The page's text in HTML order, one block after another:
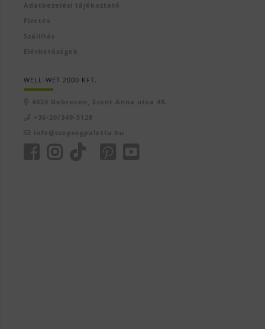
Adatkezelési tájékoztató
Fizetés
Szállítás
Elérhetőségek
WELL-WET 2000 KFT.
4024 Debrecen, Szent Anna utca 48.
+36-20/349-5128
info@szepsegpaletta.hu